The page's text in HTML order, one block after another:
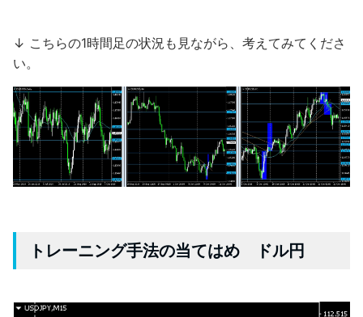
↓ こちらの1時間足の状況も見ながら、考えてみてくださ
い。
トレーニング手法の当てはめ ドル円